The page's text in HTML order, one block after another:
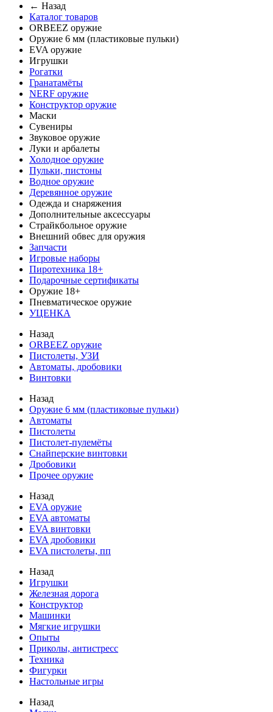
← Назад
Каталог товаров
ORBEEZ оружие
Оружие 6 мм (пластиковые пульки)
EVA оружие
Игрушки
Рогатки
Гранатамёты
NERF оружие
Конструктор оружие
Маски
Сувениры
Звуковое оружие
Луки и арбалеты
Холодное оружие
Пульки, пистоны
Водное оружие
Деревянное оружие
Одежда и снаряжения
Дополнительные аксессуары
Страйкбольное оружие
Внешний обвес для оружия
Запчасти
Игровые наборы
Пиротехника 18+
Подарочные сертификаты
Оружие 18+
Пневматическое оружие
УЦЕНКА
Назад
ORBEEZ оружие
Пистолеты, УЗИ
Автоматы, дробовики
Винтовки
Назад
Оружие 6 мм (пластиковые пульки)
Автоматы
Пистолеты
Пистолет-пулемёты
Снайперские винтовки
Дробовики
Прочее оружие
Назад
EVA оружие
EVA автоматы
EVA винтовки
EVA дробовики
EVA пистолеты, пп
Назад
Игрушки
Железная дорога
Конструктор
Машинки
Мягкие игрушки
Опыты
Приколы, антистресс
Техника
Фигурки
Настольные игры
Назад